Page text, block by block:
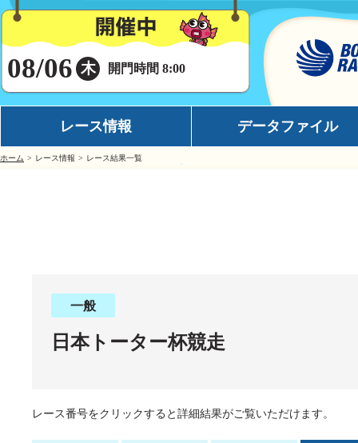
08/06 木 開門時間 8:00
レース情報
出走表・前日予想PDF
データファイル
ホーム レース情報 レース結果一覧
一般
日本トーター杯競走
レース番号をクリックすると詳細結果がご覧いただけます。